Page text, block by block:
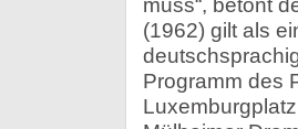
muss“, betont
(1962) gilt als
Programm des